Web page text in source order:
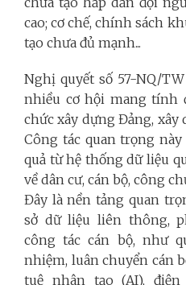
cao; cơ chế, chính sách
tạo chưa đủ mạnh...
Nghị quyết số 57-NQ/
nhiều cơ hội mang tính
chức xây dựng Đảng,
Công tác quan trọng
quả từ hệ thống dữ liệu
về dân cư, cán bộ, công
Đây là nền tảng quan
sở dữ liệu liên thông,
công tác cán bộ, như
nhiệm, luân chuyển cán
tuệ nhân tạo (AI),